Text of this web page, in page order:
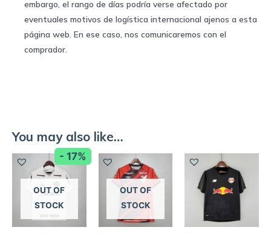
embargo, el rango de días podría verse afectado por
eventuales motivos de logística internacional ajenos a esta
página web. En ese caso, nos comunicaremos con el
comprador.
You may also like…
- 17%
OUT OF
STOCK
OUT OF
STOCK